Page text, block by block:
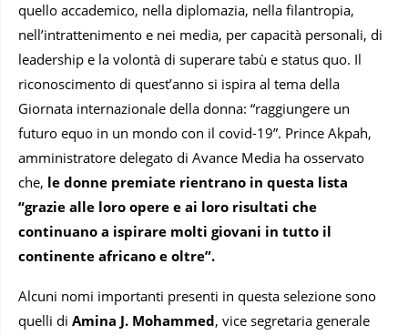
quello accademico, nella diplomazia, nella filantropia,
nell’intrattenimento e nei media, per capacità personali, di
leadership e la volontà di superare tabù e status quo. Il
riconoscimento di quest’anno si ispira al tema della
Giornata internazionale della donna: “raggiungere un
futuro equo in un mondo con il covid-19”. Prince Akpah,
amministratore delegato di Avance Media ha osservato
che, le donne premiate rientrano in questa lista
“grazie alle loro opere e ai loro risultati che
continuano a ispirare molti giovani in tutto il
continente africano e oltre”.
Alcuni nomi importanti presenti in questa selezione sono
quelli di Amina J. Mohammed, vice segretaria generale